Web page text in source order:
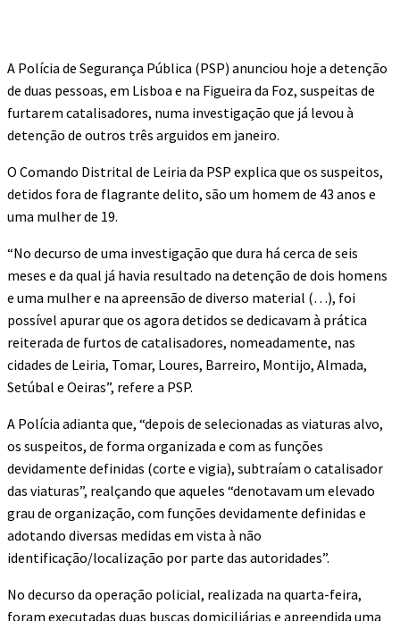
A Polícia de Segurança Pública (PSP) anunciou hoje a detenção
de duas pessoas, em Lisboa e na Figueira da Foz, suspeitas de
furtarem catalisadores, numa investigação que já levou à
detenção de outros três arguidos em janeiro.
O Comando Distrital de Leiria da PSP explica que os suspeitos,
detidos fora de flagrante delito, são um homem de 43 anos e
uma mulher de 19.
“No decurso de uma investigação que dura há cerca de seis
meses e da qual já havia resultado na detenção de dois homens
e uma mulher e na apreensão de diverso material (…), foi
possível apurar que os agora detidos se dedicavam à prática
reiterada de furtos de catalisadores, nomeadamente, nas
cidades de Leiria, Tomar, Loures, Barreiro, Montijo, Almada,
Setúbal e Oeiras”, refere a PSP.
A Polícia adianta que, “depois de selecionadas as viaturas alvo,
os suspeitos, de forma organizada e com as funções
devidamente definidas (corte e vigia), subtraíam o catalisador
das viaturas”, realçando que aqueles “denotavam um elevado
grau de organização, com funções devidamente definidas e
adotando diversas medidas em vista à não
identificação/localização por parte das autoridades”.
No decurso da operação policial, realizada na quarta-feira,
foram executadas duas buscas domiciliárias e apreendida uma